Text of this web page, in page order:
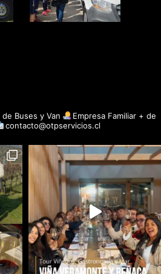
Buses y Van
Empresa Familiar + de
contacto@otpservicios.cl